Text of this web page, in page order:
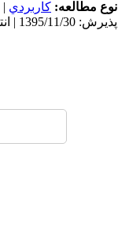
نوع مطالعه: كاربردي |
پذیرش: 1395/11/30 | انتشار: 1395/11/30